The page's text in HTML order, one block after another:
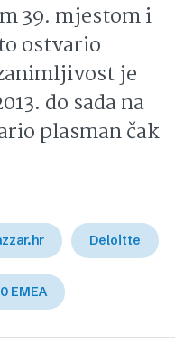
39. mjestom i
ostvario
je
do sada na
plasman čak
Deloitte
EMEA